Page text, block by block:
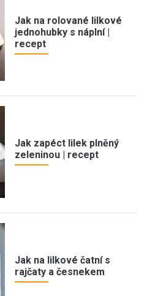
Jak na rolované lilkové
jednohubky s náplní |
recept
Jak zapéct lilek plněný
zeleninou | recept
Jak na lilkové čatní s
rajčaty a česnekem